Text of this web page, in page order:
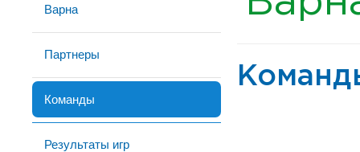
Варна
Партнеры
Команды
Результаты игр